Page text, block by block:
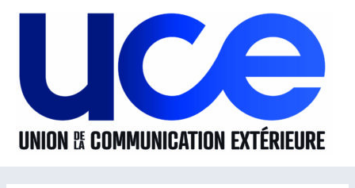
Aller